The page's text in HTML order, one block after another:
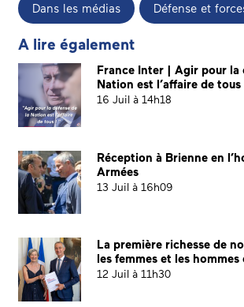
Dans les médias Défense et
A lire également
France Inter | Agir pour la
Nation est l’affaire de tous
16 Juil à 14h18
Réception à Brienne en
Armées
13 Juil à 16h09
La première richesse de
les femmes et les
12 Juil à 11h30